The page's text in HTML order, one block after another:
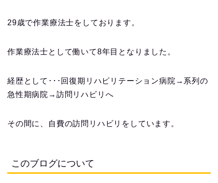
29歳で作業療法士をしております。
作業療法士として働いて8年目となりました。
経歴として･･･回復期リハビリテーション病院→系列の
急性期病院→訪問リハビリへ
その間に、自費の訪問リハビリをしています。
このブログについて